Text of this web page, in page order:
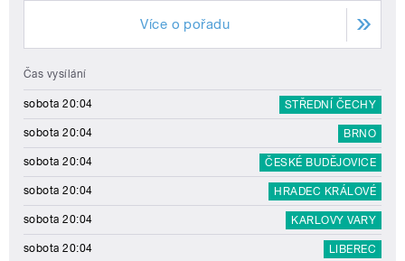
Více o pořadu
Čas vysílání
sobota 20:04 STŘEDNÍ ČECHY
sobota 20:04 BRNO
sobota 20:04 ČESKÉ BUDĚJOVICE
sobota 20:04 HRADEC KRÁLOVÉ
sobota 20:04 KARLOVY VARY
sobota 20:04 LIBEREC